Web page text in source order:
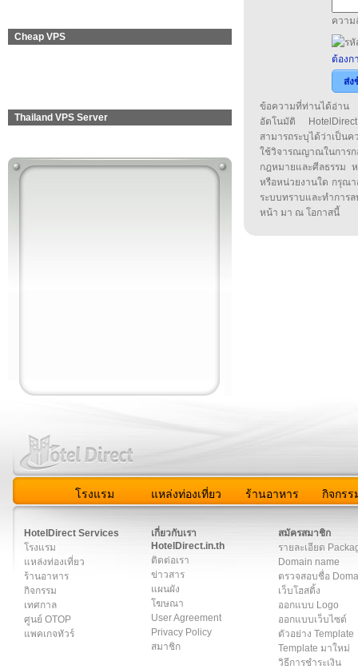
Cheap VPS
Thailand VPS Server
ความ
ต้องก
ส่ง
ข้อความที่ท่านได้อ่าน
อัตโนมัติ
สามารถระบุได้ว่าเป็น
ใช้วิจารณญาณในกา
กฎหมายและศีลธรรม
หรือหน่วยงานใด กรุณา
ระบบทราบและทำกา
หน้า มา ณ โอกาสนี้
โรงแรม แหล่งท่องเที่ยว ร้านอาหาร กิจกรร
HotelDirect Services
โรงแรม
แหล่งท่องเที่ยว
ร้านอาหาร
กิจกรรม
เทศกาล
ศูนย์ OTOP
แพคเกจทัวร์
เกี่ยวกับเรา
HotelDirect.in.th
ติดต่อเรา
ข่าวสาร
แผนผัง
โฆษณา
User Agreement
Privacy Policy
สมาชิก
สมัครสมาชิก
รายละเอียด
Domain name
ตรวจสอบชื่อ
เว็บโฮสติ้ง
ออกแบบ Logo
ออกแบบเว็บไซต์
ตัวอย่าง Template
Template มาใหม่
วิธีการชำระเงิน